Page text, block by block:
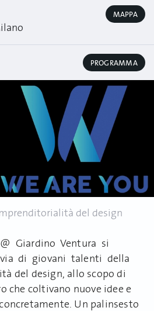
MAPPA
PROGRAMMA
del design
Giardino Ventura si
di giovani talenti della
del design, allo scopo di
che coltivano nuove idee e
Un palinsesto